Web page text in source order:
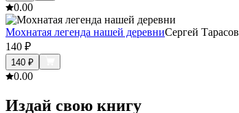
0.00
Мохнатая легенда нашей деревниСергей Тарасов
140 ₽
140 ₽
0.00
Издай свою книгу